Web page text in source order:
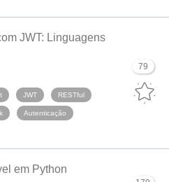
79
JWT: Linguagens
JWT RESTful
Autenticação
em Python